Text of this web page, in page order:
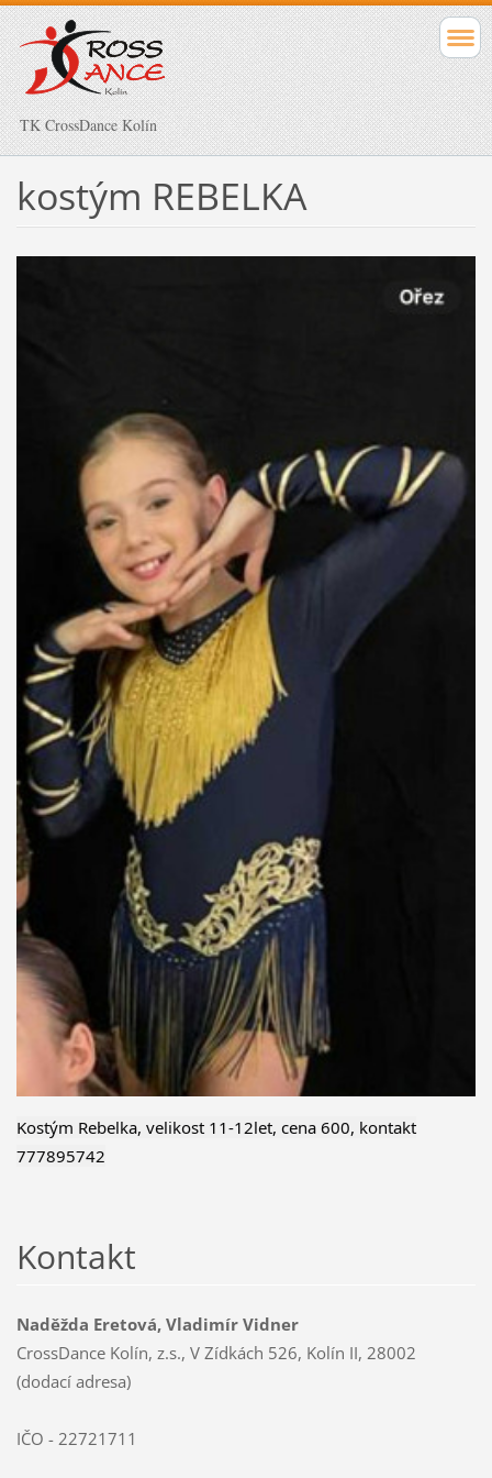
TK CrossDance Kolín
kostým REBELKA
Kostým Rebelka, velikost 11-12let, cena 600, kontakt
777895742
Kontakt
Naděžda Eretová, Vladimír Vidner
CrossDance Kolín, z.s., V Zídkách 526, Kolín II, 28002
(dodací adresa)
IČO - 22721711